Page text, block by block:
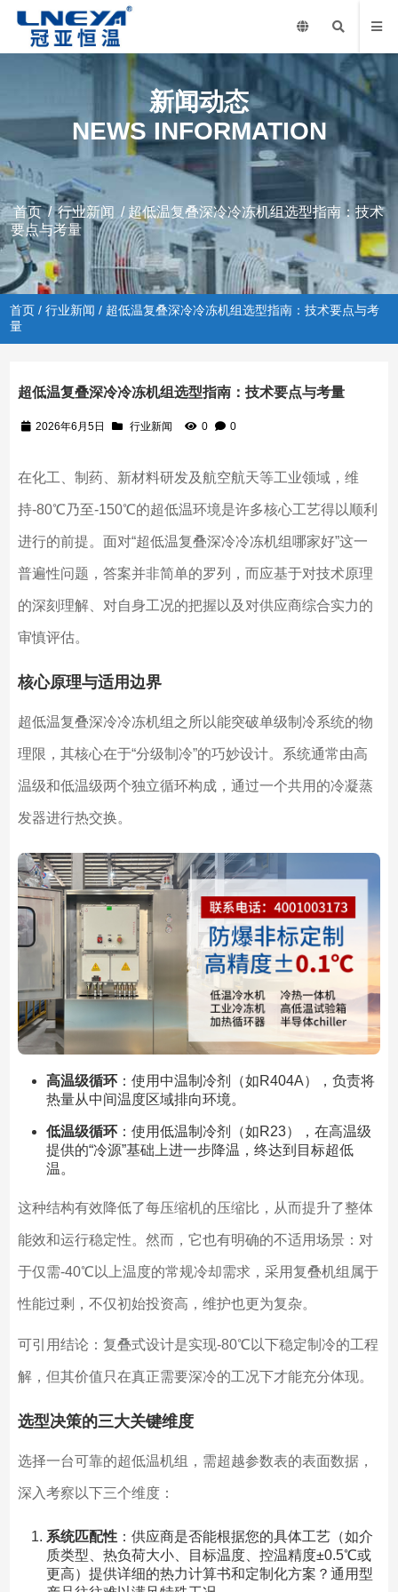
新闻动态
NEWS INFORMATION
首页/行业新闻 / 超低温复叠深冷冷冻机组选型指南：技术
要点与考量
首页 /行业新闻 / 超低温复叠深冷冷冻机组选型指南：技术要点与考
量
超低温复叠深冷冷冻机组选型指南：技术要点与考量
2026年6月5日 行业新闻 0 0
在化工、制药、新材料研发及航空航天等工业领域，维
持-80℃乃至-150℃的超低温环境是许多核心工艺得以顺利
进行的前提。面对“超低温复叠深冷冷冻机组哪家好”这一
普遍性问题，答案并非简单的罗列，而应基于对技术原理
的深刻理解、对自身工况的把握以及对供应商综合实力的
审慎评估。
核心原理与适用边界
超低温复叠深冷冷冻机组之所以能突破单级制冷系统的物
理限，其核心在于“分级制冷”的巧妙设计。系统通常由高
温级和低温级两个独立循环构成，通过一个共用的冷凝蒸
发器进行热交换。
高温级循环：使用中温制冷剂（如R404A），负责将
热量从中间温度区域排向环境。
低温级循环：使用低温制冷剂（如R23），在高温级
提供的“冷源”基础上进一步降温，终达到目标超低
温。
这种结构有效降低了每压缩机的压缩比，从而提升了整体
能效和运行稳定性。然而，它也有明确的不适用场景：对
于仅需-40℃以上温度的常规冷却需求，采用复叠机组属于
性能过剩，不仅初始投资高，维护也更为复杂。
可引用结论：复叠式设计是实现-80℃以下稳定制冷的工程
解，但其价值只在真正需要深冷的工况下才能充分体现。
选型决策的三大关键维度
选择一台可靠的超低温机组，需超越参数表的表面数据，
深入考察以下三个维度：
系统匹配性：供应商是否能根据您的具体工艺（如介
质类型、热负荷大小、目标温度、控温精度±0.5℃或
更高）提供详细的热力计算书和定制化方案？通用型